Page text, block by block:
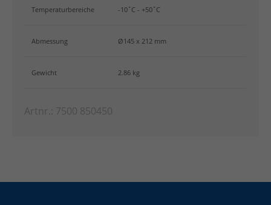
Temperaturbereiche -10˚C - +50˚C
Abmessung Ø145 x 212 mm
Gewicht 2.86 kg
Artnr.: 7500 850450